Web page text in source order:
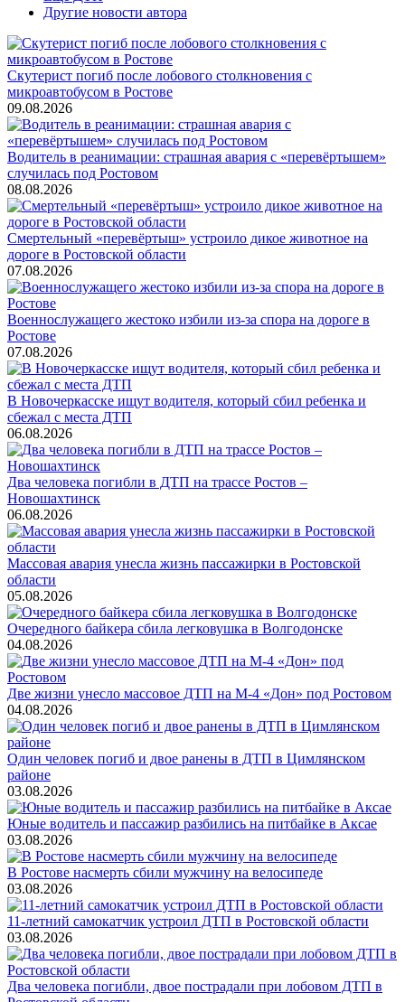
Другие новости автора
Скутерист погиб после лобового столкновения с
микроавтобусом в Ростове
09.08.2026
Водитель в реанимации: страшная авария с «перевёртышем»
случилась под Ростовом
08.08.2026
Смертельный «перевёртыш» устроило дикое животное на
дороге в Ростовской области
07.08.2026
Военнослужащего жестоко избили из-за спора на дороге в
Ростове
07.08.2026
В Новочеркасске ищут водителя, который сбил ребенка и
сбежал с места ДТП
06.08.2026
Два человека погибли в ДТП на трассе Ростов –
Новошахтинск
06.08.2026
Массовая авария унесла жизнь пассажирки в Ростовской
области
05.08.2026
Очередного байкера сбила легковушка в Волгодонске
04.08.2026
Две жизни унесло массовое ДТП на М-4 «Дон» под Ростовом
04.08.2026
Один человек погиб и двое ранены в ДТП в Цимлянском
районе
03.08.2026
Юные водитель и пассажир разбились на питбайке в Аксае
03.08.2026
В Ростове насмерть сбили мужчину на велосипеде
03.08.2026
11-летний самокатчик устроил ДТП в Ростовской области
03.08.2026
Два человека погибли, двое пострадали при лобовом ДТП в